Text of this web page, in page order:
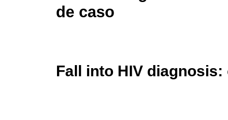
de caso
Fall into HIV